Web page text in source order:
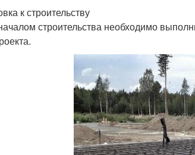
к строительству
строительства необходимо